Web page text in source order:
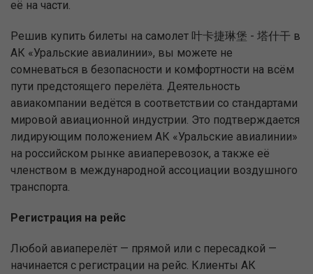
её на части.
Решив купить билеты на самолет 叶卡捷琳堡 - 塔什干 в
АК «Уральские авиалинии», вы можете не
сомневаться в безопасности и комфортности на всём
пути предстоящего перелёта. Деятельность
авиакомпании ведётся в соответствии со стандартами
мировой авиационной индустрии. Это подтверждается
лидирующим положением АК «Уральские авиалинии»
на российском рынке авиаперевозок, а также её
членством в международной ассоциации воздушного
транспорта.
Регистрация на рейс
Любой авиаперелёт — прямой или с пересадкой —
начинается с регистрации на рейс. Клиенты АК